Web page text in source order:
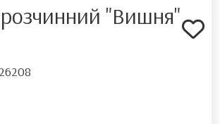
"Вишня"